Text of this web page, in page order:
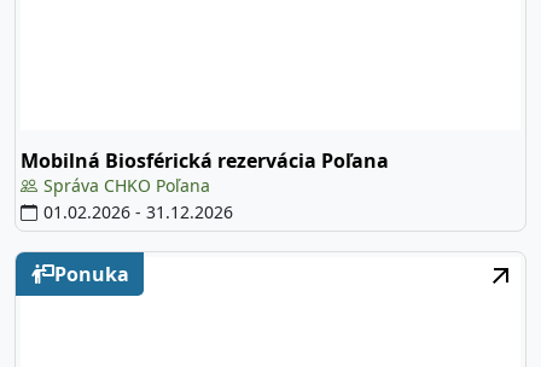
Mobilná Biosférická rezervácia Poľana
Správa CHKO Poľana
01.02.2026- 31.12.2026
Ponuka